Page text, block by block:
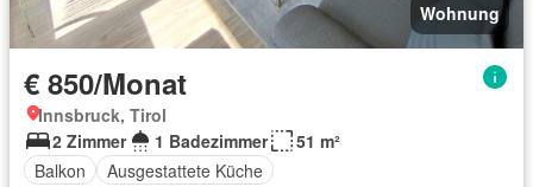
Wohnung
€ 850/Monat
Innsbruck, Tirol
2 Zimmer
1 Badezimmer
51 m²
Balkon
Ausgestattete Küche